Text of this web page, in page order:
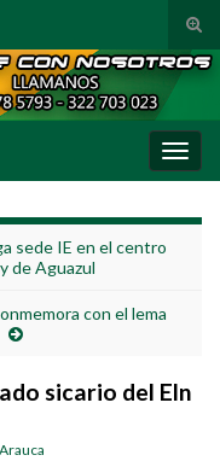
sede IE en el centro
de Aguazul
con el lema
sicario del Eln